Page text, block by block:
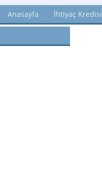
Anasayfa İhtiyaç Kredisi